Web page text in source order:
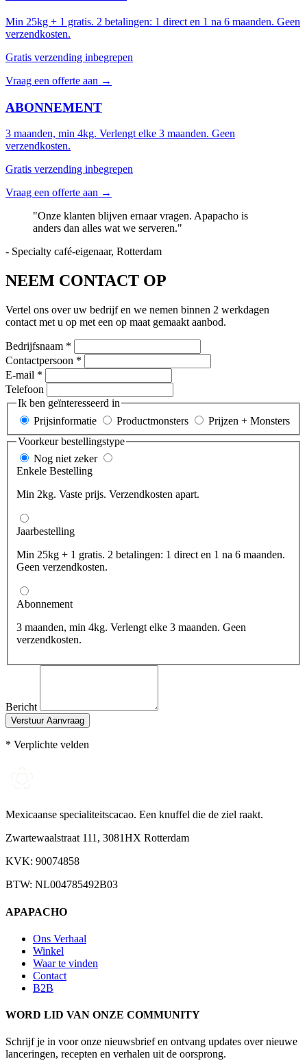
Min 25kg + 1 gratis. 2 betalingen: 1 direct en 1 na 6 maanden. Geen
verzendkosten.
Gratis verzending inbegrepen
Vraag een offerte aan →
ABONNEMENT
3 maanden, min 4kg. Verlengt elke 3 maanden. Geen
verzendkosten.
Gratis verzending inbegrepen
Vraag een offerte aan →
"Onze klanten blijven ernaar vragen. Apapacho is
anders dan alles wat we serveren."
- Specialty café-eigenaar, Rotterdam
NEEM CONTACT OP
Vertel ons over uw bedrijf en we nemen binnen 2 werkdagen
contact met u op met een op maat gemaakt aanbod.
Bedrijfsnaam *
Contactpersoon *
E-mail *
Telefoon
Ik ben geïnteresseerd in
Prijsinformatie
Productmonsters
Prijzen + Monsters
Voorkeur bestellingstype
Nog niet zeker
Enkele Bestelling
Min 2kg. Vaste prijs. Verzendkosten apart.
Jaarbestelling
Min 25kg + 1 gratis. 2 betalingen: 1 direct en 1 na 6 maanden.
Geen verzendkosten.
Abonnement
3 maanden, min 4kg. Verlengt elke 3 maanden. Geen
verzendkosten.
Bericht
Verstuur Aanvraag
* Verplichte velden
Mexicaanse specialiteitscacao. Een knuffel die de ziel raakt.
Zwartewaalstraat 111, 3081HX Rotterdam
KVK: 90074858
BTW: NL004785492B03
APAPACHO
Ons Verhaal
Winkel
Waar te vinden
Contact
B2B
WORD LID VAN ONZE COMMUNITY
Schrijf je in voor onze nieuwsbrief en ontvang updates over nieuwe
lanceringen, recepten en verhalen uit de oorsprong.